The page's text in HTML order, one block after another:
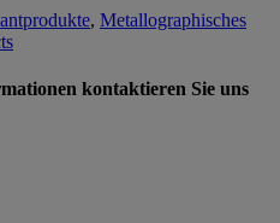
, Metallographisches
kontaktieren Sie uns